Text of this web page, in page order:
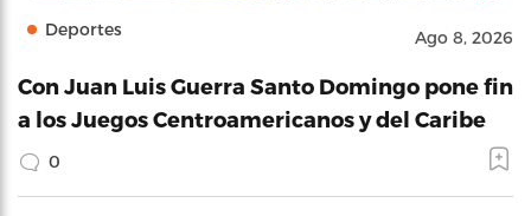
Deportes Ago 8, 2026
Con Juan Luis Guerra Santo Domingo pone fin
a los Juegos Centroamericanos y del Caribe
0